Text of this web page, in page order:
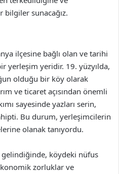
sunacağız.
ilçesine bağlı olan ve tarihi
yerleşim yeridir. 19. yüzyılda,
olduğu bir köy olarak
ve ticaret açısından önemli
sayesinde yazları serin,
Bu durum, yerleşimcilerin
olanak tanıyordu.
gelindiğinde, köydeki nüfus
zorluklar ve